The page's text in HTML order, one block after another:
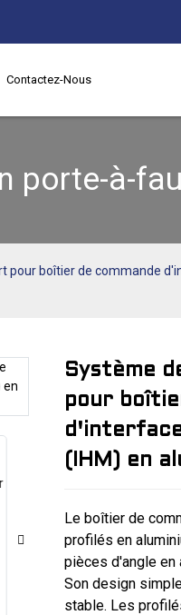
Contactez-Nous
porte-à-
pour boîtier de commande
Système
pour
d'interface
(IHM) en
Le boîtier de
profilés en
pièces d'angle en
Son design
stable. Les